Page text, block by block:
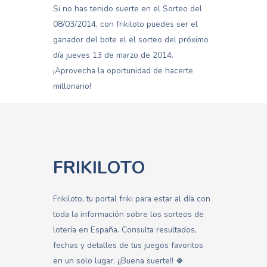
Si no has tenido suerte en el Sorteo del
08/03/2014, con frikiloto puedes ser el
ganador del bote el el sorteo del próximo
día jueves 13 de marzo de 2014.
¡Aprovecha la oportunidad de hacerte
millonario!
FRIKILOTO
Frikiloto, tu portal friki para estar al día con
toda la información sobre los sorteos de
lotería en España. Consulta resultados,
fechas y detalles de tus juegos favoritos
en un solo lugar. ¡¡Buena suerte!! 🍀